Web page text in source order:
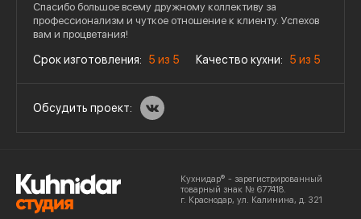
Спасибо большое всему дружному коллективу за
профессионализм и чуткое отношение к клиенту. Успехов
вам и процветания!
Срок изготовления: 5 из 5 Качество кухни: 5 из 5
Обсудить проект:
Кухнидар® - зарегистрированный
товарный знак № 677418.
г. Краснодар, ул. Калинина, д. 321